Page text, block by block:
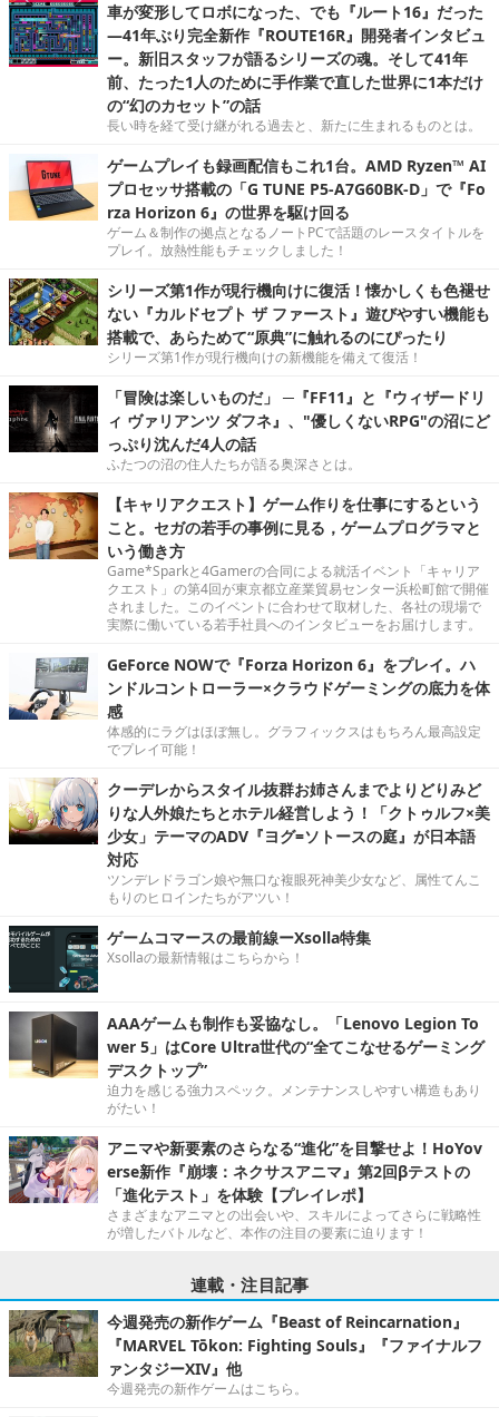
車が変形してロボになった、でも『ルート16』だった
―41年ぶり完全新作『ROUTE16R』開発者インタビュ
ー。新旧スタッフが語るシリーズの魂。そして41年
前、たった1人のために手作業で直した世界に1本だけ
の“幻のカセット”の話
長い時を経て受け継がれる過去と、新たに生まれるものとは。
ゲームプレイも録画配信もこれ1台。AMD Ryzen™ AI
プロセッサ搭載の「G TUNE P5-A7G60BK-D」で『Fo
rza Horizon 6』の世界を駆け回る
ゲーム＆制作の拠点となるノートPCで話題のレースタイトルを
プレイ。放熱性能もチェックしました！
シリーズ第1作が現行機向けに復活！懐かしくも色褪せ
ない『カルドセプト ザ ファースト』遊びやすい機能も
搭載で、あらためて“原典”に触れるのにぴったり
シリーズ第1作が現行機向けの新機能を備えて復活！
「冒険は楽しいものだ」 ─『FF11』と『ウィザードリ
ィ ヴァリアンツ ダフネ』、"優しくないRPG"の沼にど
っぷり沈んだ4人の話
ふたつの沼の住人たちが語る奥深さとは。
【キャリアクエスト】ゲーム作りを仕事にするという
こと。セガの若手の事例に見る，ゲームプログラマと
いう働き方
Game*Sparkと4Gamerの合同による就活イベント「キャリア
クエスト」の第4回が東京都立産業貿易センター浜松町館で開催
されました。このイベントに合わせて取材した、各社の現場で
実際に働いている若手社員へのインタビューをお届けします。
GeForce NOWで『Forza Horizon 6』をプレイ。ハ
ンドルコントローラー×クラウドゲーミングの底力を体
感
体感的にラグはほぼ無し。グラフィックスはもちろん最高設定
でプレイ可能！
クーデレからスタイル抜群お姉さんまでよりどりみど
りな人外娘たちとホテル経営しよう！「クトゥルフ×美
少女」テーマのADV『ヨグ=ソトースの庭』が日本語
対応
ツンデレドラゴン娘や無口な複眼死神美少女など、属性てんこ
もりのヒロインたちがアツい！
ゲームコマースの最前線ーXsolla特集
Xsollaの最新情報はこちらから！
AAAゲームも制作も妥協なし。「Lenovo Legion To
wer 5」はCore Ultra世代の“全てこなせるゲーミング
デスクトップ”
迫力を感じる強力スペック。メンテナンスしやすい構造もあり
がたい！
アニマや新要素のさらなる“進化”を目撃せよ！HoYov
erse新作『崩壊：ネクサスアニマ』第2回βテストの
「進化テスト」を体験【プレイレポ】
さまざまなアニマとの出会いや、スキルによってさらに戦略性
が増したバトルなど、本作の注目の要素に迫ります！
連載・注目記事
今週発売の新作ゲーム『Beast of Reincarnation』
『MARVEL Tōkon: Fighting Souls』『ファイナルフ
ァンタジーXIV』他
今週発売の新作ゲームはこちら。